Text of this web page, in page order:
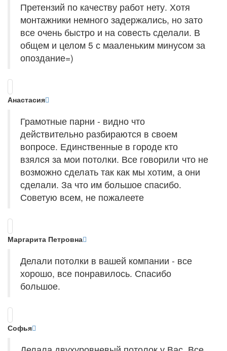
Претензий по качеству работ нету. Хотя
монтажники немного задержались, но зато
все очень быстро и на совесть сделали. В
общем и целом 5 с мааленьким минусом за
опоздание=)
Анастасия
Грамотные парни - видно что
действительно разбираются в своем
вопросе. Единственные в городе кто
взялся за мои потолки. Все говорили что не
возможно сделать так как мы хотим, а они
сделали. За что им большое спасибо.
Советую всем, не пожалеете
Маргарита Петровна
Делали потолки в вашей компании - все
хорошо, все понравилось. Спасибо
большое.
Софья